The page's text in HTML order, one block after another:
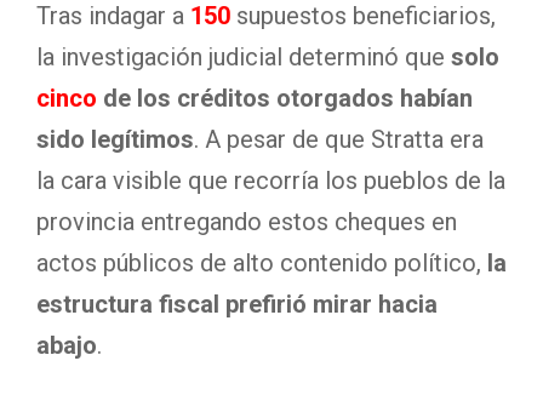
Tras indagar a 150 supuestos beneficiarios,
la investigación judicial determinó que solo
cinco de los créditos otorgados habían
sido legítimos. A pesar de que Stratta era
la cara visible que recorría los pueblos de la
provincia entregando estos cheques en
actos públicos de alto contenido político, la
estructura fiscal prefirió mirar hacia
abajo.